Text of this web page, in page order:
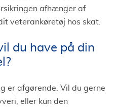
afhænger af
veterankøretøj hos skat.
du have på din
er afgørende. Vil du gerne
eller kun den